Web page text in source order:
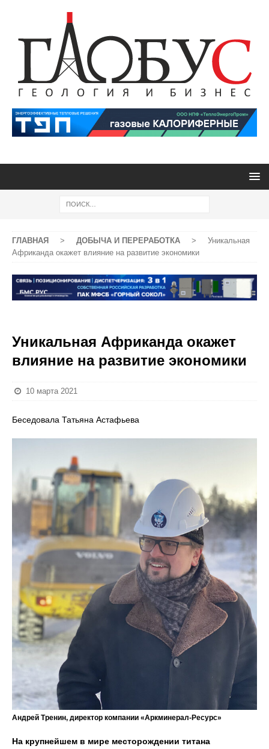
ГЛАВНАЯ > ДОБЫЧА И ПЕРЕРАБОТКА >
Уникальная
Африканда окажет влияние на развитие экономики
Уникальная Африканда окажет
влияние на развитие экономики
10 марта 2021
Беседовала Татьяна Астафьева
Андрей Тренин, директор компании «Аркминерал-Ресурс»
На крупнейшем в мире месторождении титана